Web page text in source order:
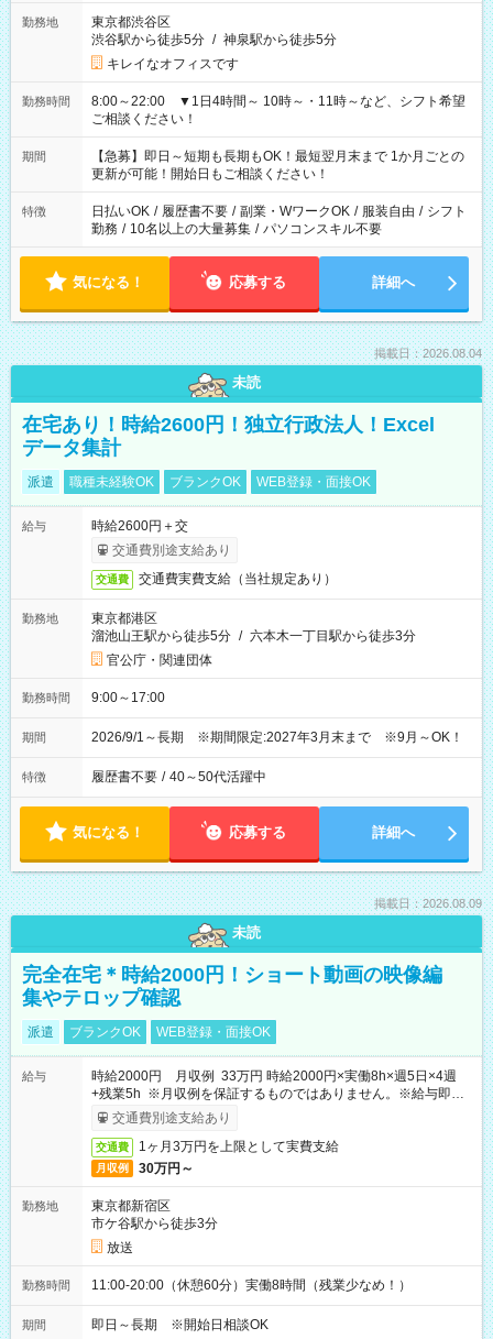
勤務地
東京都渋谷区
渋谷駅から徒歩5分 / 神泉駅から徒歩5分
キレイなオフィスです
勤務時間
8:00～22:00 ▼1日4時間～ 10時～・11時～など、シフト希望
ご相談ください！
期間
【急募】即日～短期も長期もOK！最短翌月末まで 1か月ごとの
更新が可能！開始日もご相談ください！
特徴 日払いOK / 履歴書不要 / 副業・WワークOK / 服装自由 / シフト
勤務 / 10名以上の大量募集 / パソコンスキル不要
気になる！ 応募する 詳細へ
掲載日：2026.08.04
未読
在宅あり！時給2600円！独立行政法人！Excel
データ集計
派遣 職種未経験OK ブランクOK WEB登録・面接OK
給与
時給2600円＋交
交通費別途支給あり
交通費 交通費実費支給（当社規定あり）
勤務地
東京都港区
溜池山王駅から徒歩5分 / 六本木一丁目駅から徒歩3分
官公庁・関連団体
勤務時間 9:00～17:00
期間 2026/9/1～長期 ※期間限定:2027年3月末まで ※9月～OK！
特徴 履歴書不要 / 40～50代活躍中
気になる！ 応募する 詳細へ
掲載日：2026.08.09
未読
完全在宅＊時給2000円！ショート動画の映像編
集やテロップ確認
派遣 ブランクOK WEB登録・面接OK
給与
時給2000円 月収例 33万円 時給2000円×実働8h×週5日×4週
+残業5h ※月収例を保証するものではありません。※給与即受
取りサービス利用可（利用条件有）
交通費別途支給あり
交通費 1ヶ月3万円を上限として実費支給
月収例 30万円～
勤務地
東京都新宿区
市ケ谷駅から徒歩3分
放送
勤務時間 11:00-20:00（休憩60分）実働8時間（残業少なめ！）
期間 即日～長期 ※開始日相談OK